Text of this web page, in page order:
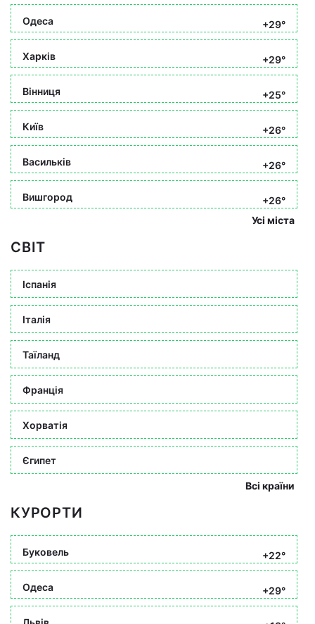
Одеса +29°
Харків +29°
Вінниця +25°
Київ +26°
Васильків +26°
Вишгород
+26°
Усі міста
СВІТ
Іспанія
Італія
Таїланд
Франція
Хорватія
Єгипет
Всі країни
КУРОРТИ
Буковель +22°
Одеса +29°